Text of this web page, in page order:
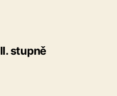
stupně